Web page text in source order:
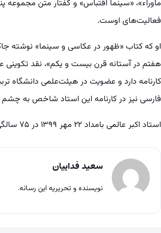
ماوراء»، «سینما اقتباس» و گفتار متن
فعالیت‌های اوست.
او که کتاب «ظهور در عکاسی و سینما» نوشته
هفتم در آستانه قرن بیست و یکم»، نقد
کارنامه دارد و عضویت در هیئت‌علمی دانشگاه
فارسی نیز در کارنامه این استاد شاخص به
استاد اکبر عالمی بامداد ۲۲ مهر ۱۳۹۹ در ۷۵ سالگی بر اثر ابتلا به کرونا درگذشت.
سعید فداییان
نویسنده و تحریریه این رسانه.